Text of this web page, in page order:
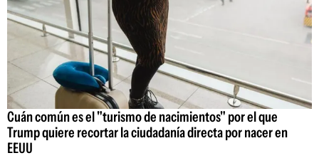
Cuán común es el "turismo de nacimientos" por el que
Trump quiere recortar la ciudadanía directa por nacer en
EEUU